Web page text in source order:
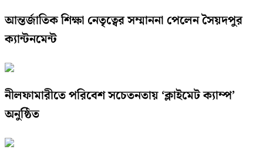
আন্তর্জাতিক শিক্ষা নেতৃত্বের সম্মাননা পেলেন সৈয়দপুর
ক্যান্টনমেন্ট
নীলফামারীতে পরিবেশ সচেতনতায় ‘ক্লাইমেট ক্যাম্প’
অনুষ্ঠিত